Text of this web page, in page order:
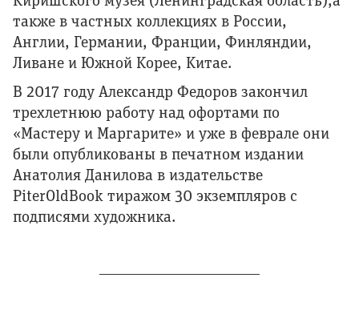
также в частных коллекциях в России,
Англии, Германии, Франции, Финляндии,
Ливане и Южной Корее, Китае.
В 2017 году Александр Федоров закончил
трехлетнюю работу над офортами по
«Мастеру и Маргарите» и уже в феврале они
были опубликованы в печатном издании
Анатолия Данилова в издательстве
PiterOldBook тиражом 30 экземпляров с
подписями художника.